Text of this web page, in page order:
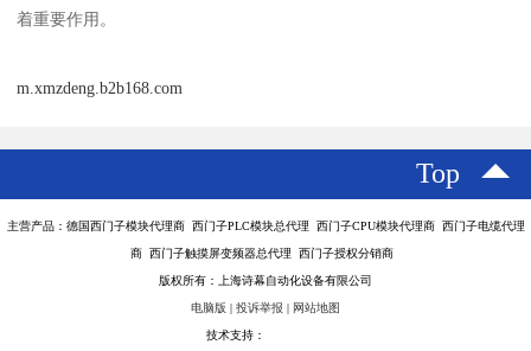
着重要作用。
m.xmzdeng.b2b168.com
Top
主营产品：德国西门子模块代理商 西门子PLC模块总代理 西门子CPU模块代理商 西门子电缆代理
商 西门子触摸屏变频器总代理 西门子授权分销商
版权所有：上海诗幕自动化设备有限公司
电脑版 | 投诉举报 | 网站地图
技术支持：